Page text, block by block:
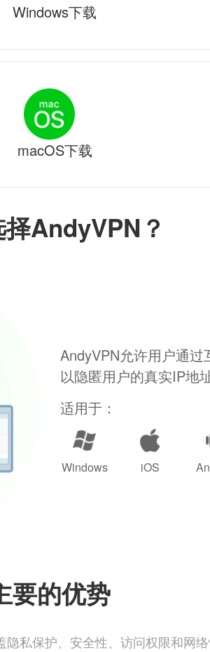
AndyVPN？
AndyVPN允许用户通
以隐匿用户的真实IP地
适用于：
Windows iOS
要的优势
私保护、安全性、访问权限和网
Windows下载
macOS下载